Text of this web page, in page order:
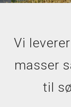
Vi
masser
til